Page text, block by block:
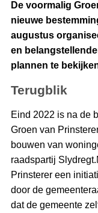
De voormalig
nieuwe
augustus
en
plannen te
Terugblik
Eind 2022 is na de
Groen van
bouwen van
raadspartij
Prinsterer een
door de
dat de gemeente